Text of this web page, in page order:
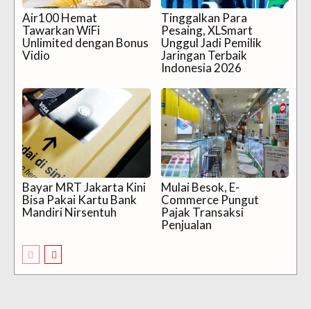
Air100 Hemat
Tawarkan WiFi
Unlimited dengan Bonus
Vidio
Tinggalkan Para
Pesaing, XLSmart
Unggul Jadi Pemilik
Jaringan Terbaik
Indonesia 2026
Bayar MRT Jakarta Kini
Bisa Pakai Kartu Bank
Mandiri Nirsentuh
Mulai Besok, E-
Commerce Pungut
Pajak Transaksi
Penjualan